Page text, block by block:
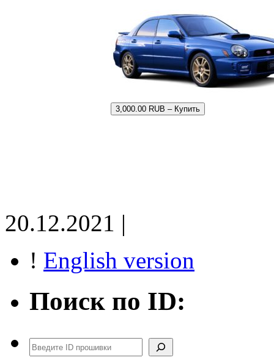
3,000.00 RUB – Купить
20.12.2021 |
! English version
Поиск по ID:
Поиск